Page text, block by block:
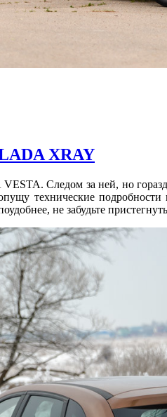
XRAY
Следом за ней, но
технические
не забудьте